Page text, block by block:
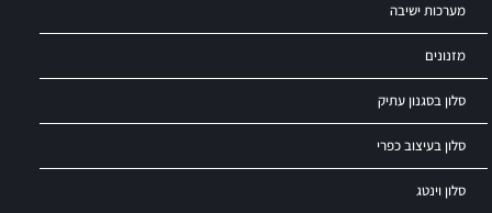
מערכות ישיבה
מזנונים
סלון בסגנון עתיק
סלון בעיצוב כפרי
סלון וינטג